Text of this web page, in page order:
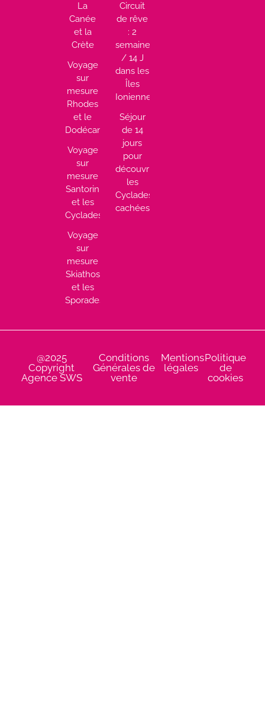
La
Canée
et la
Crète
Voyage
sur
mesure
Rhodes
et le
Dodécanèse
Voyage
sur
mesure
Santorin
et les
Cyclades
Voyage
sur
mesure
Skiathos
et les
Sporades
Circuit
de rêve
: 2
semaines
/ 14 J
dans les
Îles
Ioniennes
Séjour
de 14
jours
pour
découvrir
les
Cyclades
cachées
@2025
Copyright
Agence SWS
Conditions
Générales de
vente
Mentions
légales
Politique
de
cookies